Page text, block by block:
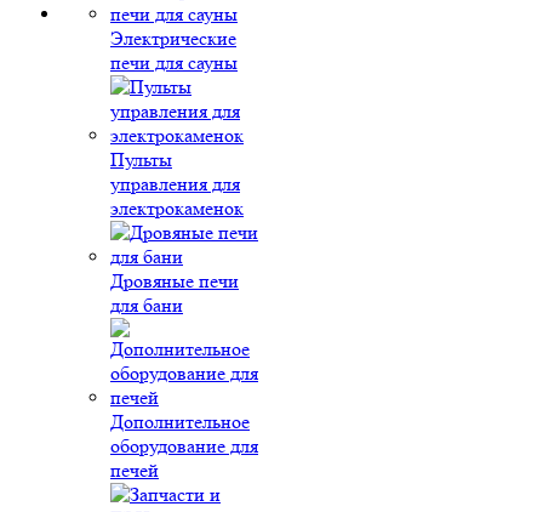
Электрические
печи для сауны
Пульты
управления для
электрокаменок
Дровяные печи
для бани
Дополнительное
оборудование для
печей